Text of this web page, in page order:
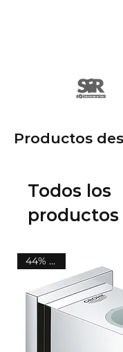
Productos
Todos los
productos
44% OFF